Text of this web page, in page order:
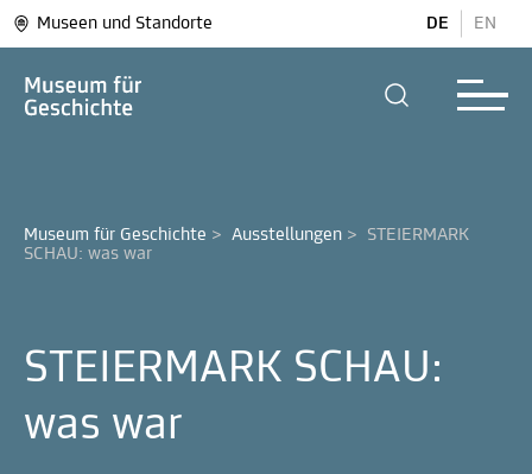
Museen und Standorte DE EN
Museum für Geschichte > Ausstellungen > STEIERMARK
SCHAU: was war
STEIERMARK SCHAU:
was war